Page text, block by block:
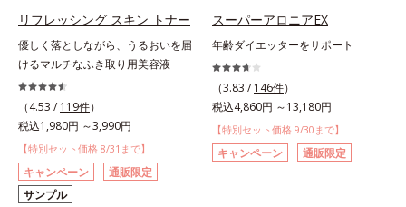
リフレッシング スキン トナー
優しく落としながら、うるおいを届
けるマルチなふき取り用美容液
（4.53 / 119件）
税込1,980円 ～3,990円
【特別セット価格 8/31まで】
キャンペーン
通販限定
サンプル
スーパーアロニアEX
年齢ダイエッターをサポート
（3.83 / 146件）
税込4,860円 ～13,180円
【特別セット価格 9/30まで】
キャンペーン 通販限定